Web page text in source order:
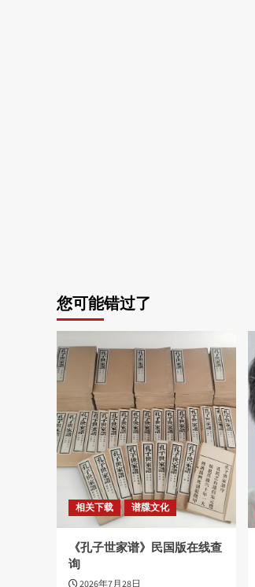
您可能错过了
相关下载 谱牒文化
《孔子世家谱》民国版在线查
询